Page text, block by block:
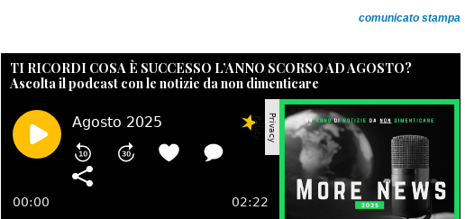
comunicato stampa
TI RICORDI COSA È SUCCESSO L’ANNO SCORSO AD AGOSTO?
Ascolta il podcast con le notizie da non dimenticare